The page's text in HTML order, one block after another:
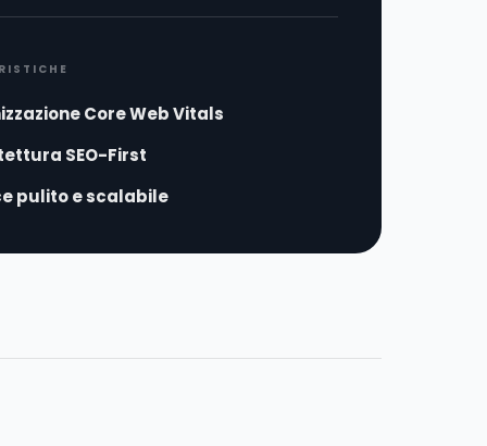
Core Web Vitals
SEO-First
pulito e scalabile